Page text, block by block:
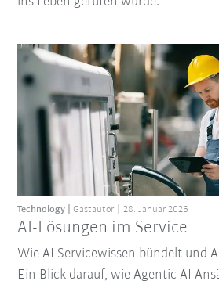
AI-Lösungen im Service
Technology Gastautor 28. Januar 2026
Wie AI Servicewissen bündelt und
Ein Blick darauf, wie Agentic AI